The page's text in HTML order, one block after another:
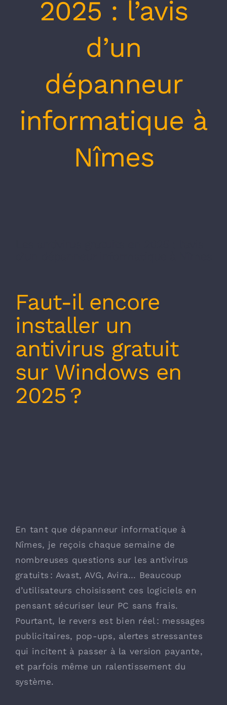
2025 : l’avis
d’un
dépanneur
informatique à
Nîmes
Faut-il encore
installer un
antivirus gratuit
sur Windows en
2025 ?
En tant que dépanneur informatique à
Nîmes, je reçois chaque semaine de
nombreuses questions sur les antivirus
gratuits : Avast, AVG, Avira… Beaucoup
d’utilisateurs choisissent ces logiciels en
pensant sécuriser leur PC sans frais.
Pourtant, le revers est bien réel : messages
publicitaires, pop-ups, alertes stressantes
qui incitent à passer à la version payante,
et parfois même un ralentissement du
système.